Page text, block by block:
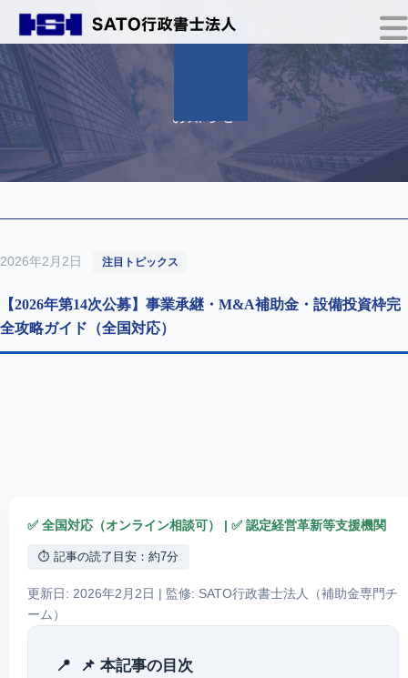
NEWS
お知らせ
2026年2月2日 注目トピックス
【2026年第14次公募】事業承継・M&A補助金・設備投資枠完
全攻略ガイド（全国対応）
✅ 全国対応（オンライン相談可） | ✅ 認定経営革新等支援機関
⏱️ 記事の読了目安：約7分
更新日: 2026年2月2日 | 監修: SATO行政書士法人（補助金専門チ
ーム）
📌 本記事の目次